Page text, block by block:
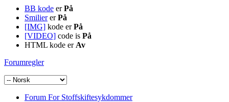
BB kode erPå
SmiliererPå
[IMG] kode erPå
[VIDEO] code is På
HTML kode er Av
Forumregler
Forum For Stoffskiftesykdommer